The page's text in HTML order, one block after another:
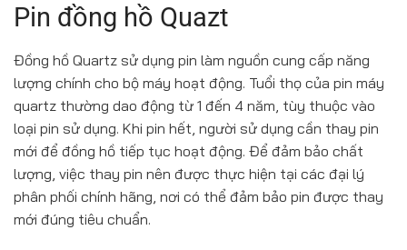
Pin đồng hồ Quazt
Đồng hồ Quartz sử dụng pin làm nguồn cung cấp năng
lượng chính cho bộ máy hoạt động. Tuổi thọ của pin máy
quartz thường dao động từ 1 đến 4 năm, tùy thuộc vào
loại pin sử dụng. Khi pin hết, người sử dụng cần thay pin
mới để đồng hồ tiếp tục hoạt động. Để đảm bảo chất
lượng, việc thay pin nên được thực hiện tại các đại lý
phân phối chính hãng, nơi có thể đảm bảo pin được thay
mới đúng tiêu chuẩn.